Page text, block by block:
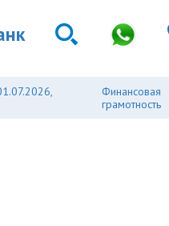
Финансовая
грамотность